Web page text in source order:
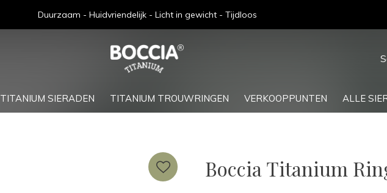
TITANIUM SIERADEN TITANIUM TROUWRINGEN VERKOOPPUNTEN ALLE
Gratis verzending bij bestellingen boven de €75,-
Boccia Titanium